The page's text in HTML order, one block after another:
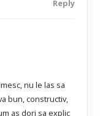
Reply
nu le las sa
bun, constructiv,
as dori sa explic